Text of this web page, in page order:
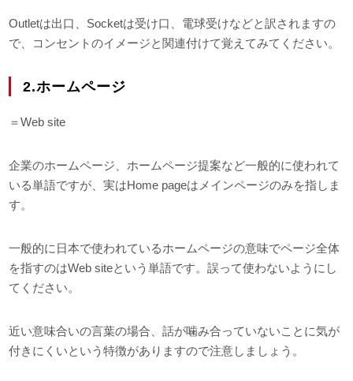
Outletは出口、Socketは受け口、電球受けなどと訳されますの
で、コンセントのイメージと関連付けて覚えてみてください。
2.ホームページ
＝Web site
企業のホームページ、ホームページ提案など一般的に使われて
いる単語ですが、実はHome pageはメインページのみを指しま
す。
一般的に日本で使われているホームページの意味でページ全体
を指すのはWeb siteという単語です。誤って使わないようにし
てください。
近い意味合いの言葉の場合、話が噛み合っていないことに気が
付きにくいという特徴がありますので注意しましょう。